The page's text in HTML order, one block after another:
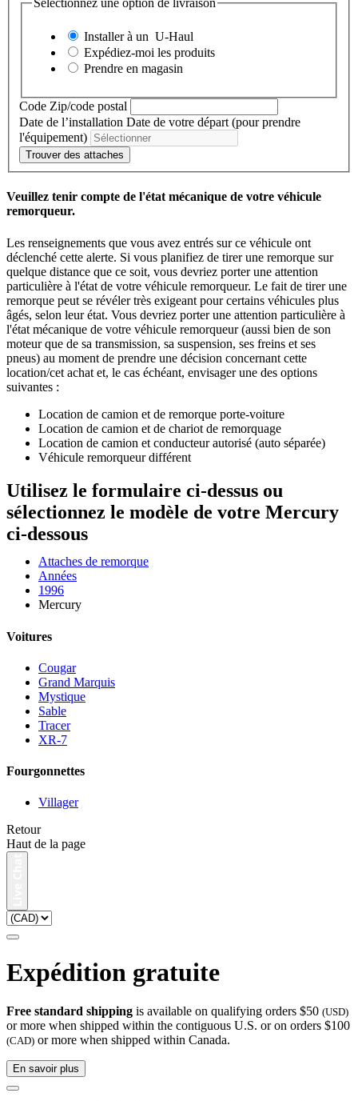
Sélectionnez une option de livraison
Installer à un U-Haul
Expédiez-moi les produits
Prendre en magasin
Code Zip/code postal
Date de l’installation Date de votre départ (pour prendre
l'équipement)
Trouver des attaches
Veuillez tenir compte de l'état mécanique de votre véhicule
remorqueur.
Les renseignements que vous avez entrés sur ce véhicule ont
déclenché cette alerte. Si vous planifiez de tirer une remorque sur
quelque distance que ce soit, vous devriez porter une attention
particulière à l'état de votre véhicule remorqueur. Le fait de tirer une
remorque peut se révéler très exigeant pour certains véhicules plus
âgés, selon leur état. Vous devriez porter une attention particulière à
l'état mécanique de votre véhicule remorqueur (aussi bien de son
moteur que de sa transmission, sa suspension, ses freins et ses
pneus) au moment de prendre une décision concernant cette
location/cet achat et, le cas échéant, envisager une des options
suivantes :
Location de camion et de remorque porte-voiture
Location de camion et de chariot de remorquage
Location de camion et conducteur autorisé (auto séparée)
Véhicule remorqueur différent
Utilisez le formulaire ci-dessus ou
sélectionnez le modèle de votre Mercury
ci-dessous
Attaches de remorque
Années
1996
Mercury
Voitures
Cougar
Grand Marquis
Mystique
Sable
Tracer
XR-7
Fourgonnettes
Villager
Retour
Haut de la page
Expédition gratuite
Free standard shipping is available on qualifying orders $50 (USD)
or more when shipped within the contiguous U.S. or on orders $100
(CAD) or more when shipped within Canada.
En savoir plus